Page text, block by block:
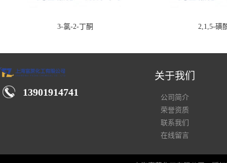
3-氯-2-丁酮 2,1,5-磺
13901914741
关于我们
公司简介
荣誉资质
联系我们
在线留言